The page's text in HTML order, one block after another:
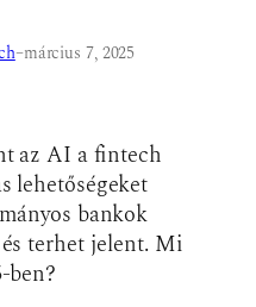
–március 7, 2025
az AI a fintech
lehetőségeket
bankok
terhet jelent. Mi
ben?